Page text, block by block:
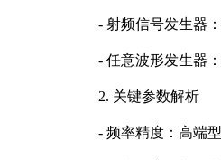
- 射频信号发生器
- 任意波形发生器
2. 关键参数解析
- 频率精度：高端